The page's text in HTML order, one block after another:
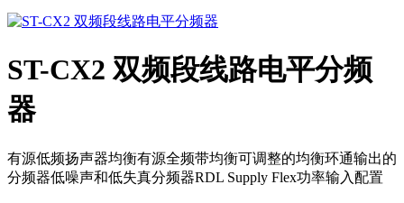
ST-CX2 双频段线路电平分频
器
有源低频扬声器均衡有源全频带均衡可调整的均衡环通输出的
分频器低噪声和低失真分频器RDL Supply Flex功率输入配置